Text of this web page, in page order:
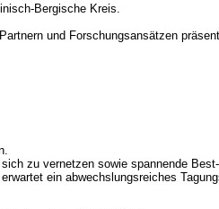
Bergische Kreis.
und Forschungsansätzen
zu vernetzen sowie spannende
ein abwechslungsreiches